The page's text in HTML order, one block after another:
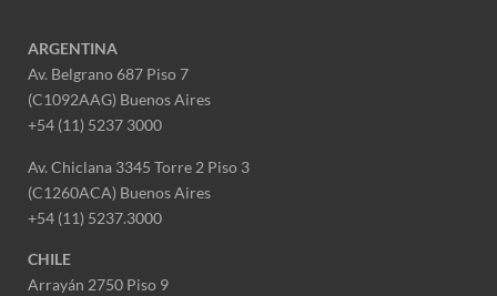
ARGENTINA
Av. Belgrano 687 Piso 7
(C1092AAG) Buenos Aires
+54 (11) 5237 3000
Av. Chiclana 3345 Torre 2 Piso 3
(C1260ACA) Buenos Aires
+54 (11) 5237.3000
CHILE
Arrayán 2750 Piso 9